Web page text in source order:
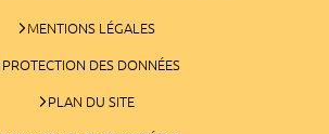
MENTIONS LÉGALES
PROTECTION DES DONNÉES
PLAN DU SITE